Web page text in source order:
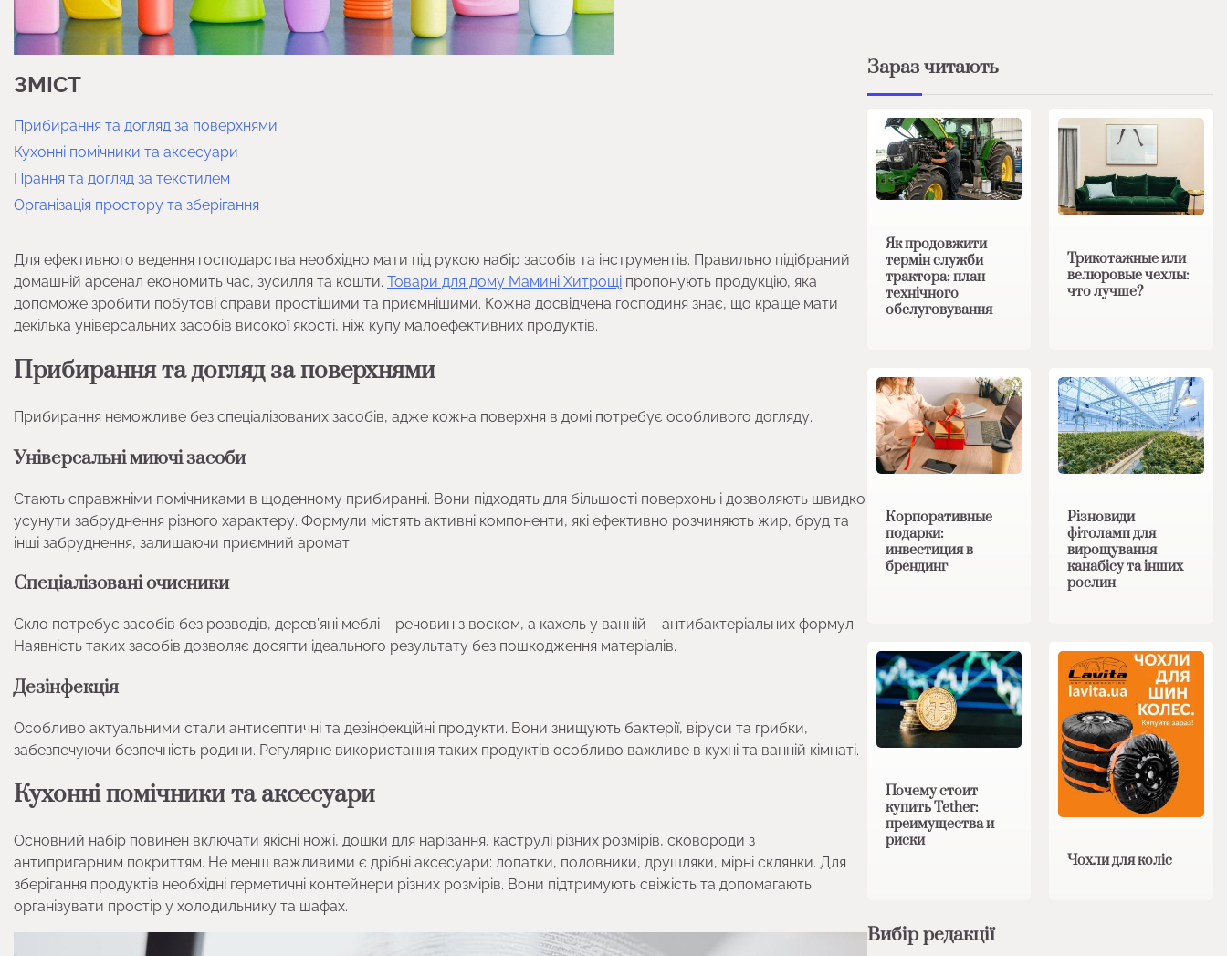
ЗМІСТ
Прибирання та догляд за поверхнями
Кухонні помічники та аксесуари
Прання та догляд за текстилем
Організація простору та зберігання
Для ефективного ведення господарства необхідно мати під рукою набір засобів та інструментів. Правильно підібраний
домашній арсенал економить час, зусилля та кошти. Товари для дому Мамині Хитрощі пропонують продукцію, яка
допоможе зробити побутові справи простішими та приємнішими. Кожна досвідчена господиня знає, що краще мати
декілька універсальних засобів високої якості, ніж купу малоефективних продуктів.
Прибирання та догляд за поверхнями
Прибирання неможливе без спеціалізованих засобів, адже кожна поверхня в домі потребує особливого догляду.
Універсальні миючі засоби
Стають справжніми помічниками в щоденному прибиранні. Вони підходять для більшості поверхонь і дозволяють швидко
усунути забруднення різного характеру. Формули містять активні компоненти, які ефективно розчиняють жир, бруд та
інші забруднення, залишаючи приємний аромат.
Спеціалізовані очисники
Скло потребує засобів без розводів, дерев’яні меблі – речовин з воском, а кахель у ванній – антибактеріальних формул.
Наявність таких засобів дозволяє досягти ідеального результату без пошкодження матеріалів.
Дезінфекція
Особливо актуальними стали антисептичні та дезінфекційні продукти. Вони знищують бактерії, віруси та грибки,
забезпечуючи безпечність родини. Регулярне використання таких продуктів особливо важливе в кухні та ванній кімнаті.
Кухонні помічники та аксесуари
Основний набір повинен включати якісні ножі, дошки для нарізання, каструлі різних розмірів, сковороди з
антипригарним покриттям. Не менш важливими є дрібні аксесуари: лопатки, половники, друшляки, мірні склянки. Для
зберігання продуктів необхідні герметичні контейнери різних розмірів. Вони підтримують свіжість та допомагають
організувати простір у холодильнику та шафах.
Зараз читають
Як продовжити
термін служби
трактора: план
технічного
обслуговування
Трикотажные или
велюровые чехлы:
что лучше?
Корпоративные
подарки:
инвестиция в
брендинг
Різновиди
фітоламп для
вирощування
канабісу та інших
рослин
Почему стоит
купить Tether:
преимущества и
риски
Чохли для коліс
Вибір редакції